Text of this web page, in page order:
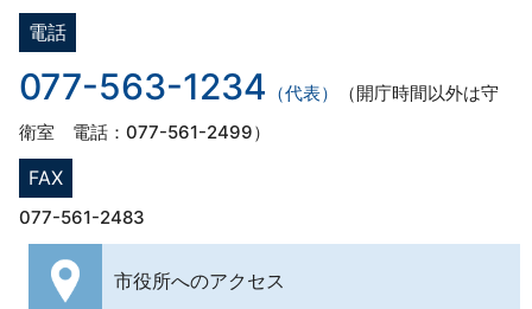
電話
077-563-1234 （代表）
（開庁時間以外は守
衛室 電話：077-561-2499）
FAX
077-561-2483
市役所へのアクセス